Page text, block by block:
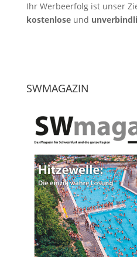
Ihr Werbeerfolg ist unser
kostenloseund
SWMAGAZIN